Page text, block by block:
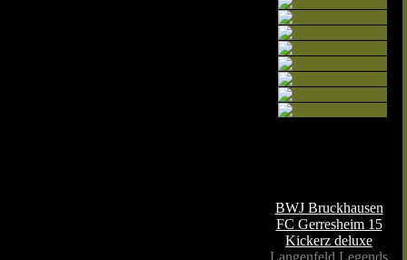
BWJ Bruckhausen
FC Gerresheim 15
Kickerz deluxe
Langenfeld Legends